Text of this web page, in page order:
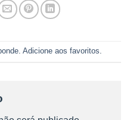
. Adicione aos favoritos.